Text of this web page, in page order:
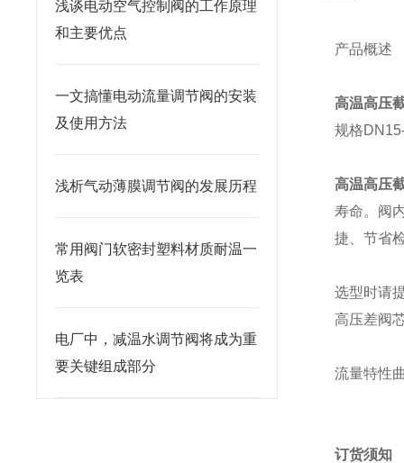
浅谈电动空气控制阀的工作原理
和主要优点
一文搞懂电动流量调节阀的安装
及使用方法
浅析气动薄膜调节阀的发展历程
常用阀门软密封塑料材质耐温一
览表
电厂中，减温水调节阀将成为重
要关键组成部分
产品概述
高温高压
规格
高温高压
寿命。阀
捷、节省
选型时请
高压差阀
流量特性
订货须知